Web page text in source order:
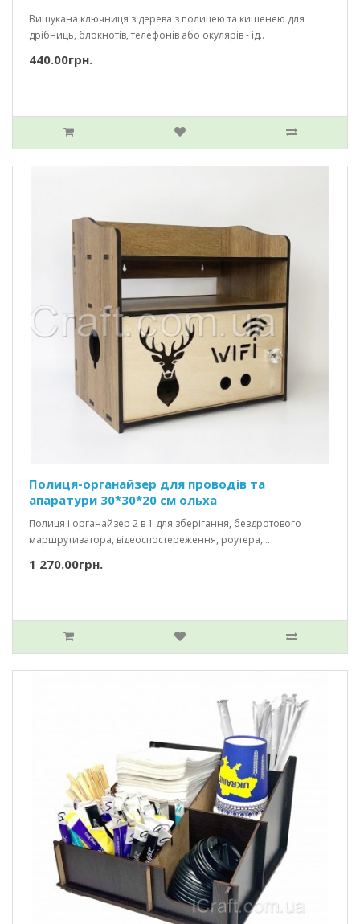
Вишукана ключниця з дерева з полицею та кишенею для
дрібниць, блокнотів, телефонів або окулярів - ід..
440.00грн.
Полиця-органайзер для проводів та
апаратури 30*30*20 см ольха
Полиця і органайзер 2 в 1 для зберігання, бездротового
маршрутизатора, відеоспостереження, роутера, ..
1 270.00грн.